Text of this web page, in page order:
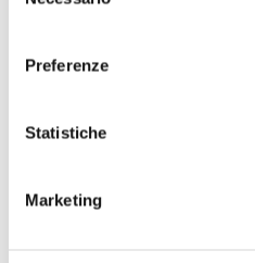
Preferenze
Statistiche
Marketing